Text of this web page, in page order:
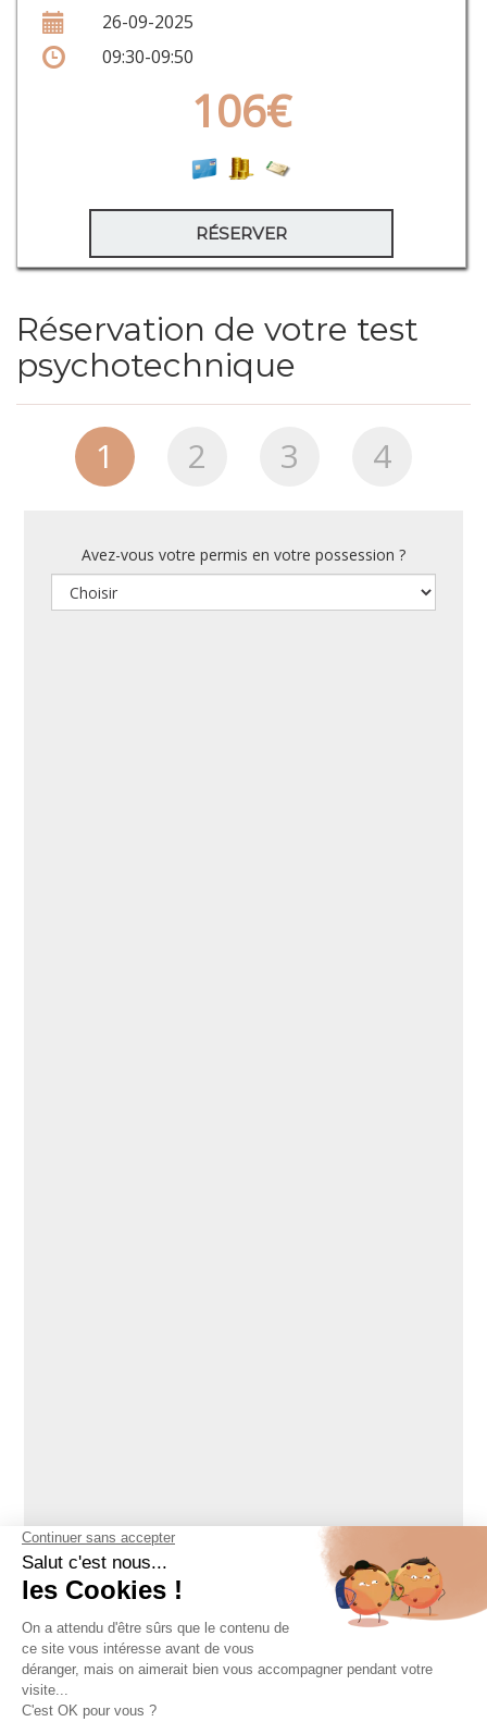
26-09-2025
09:30-09:50
106€
RÉSERVER
Réservation de votre test
psychotechnique
1 2 3 4
Avez-vous votre permis en votre possession ?